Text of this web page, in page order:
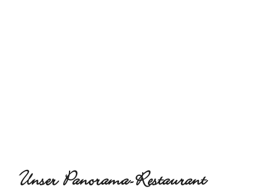
Unser Panorama-Restaurant